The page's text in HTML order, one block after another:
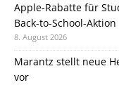
Apple-Rabatte für
Back-to-School-Aktion
8. August 2026
Marantz stellt neue
vor